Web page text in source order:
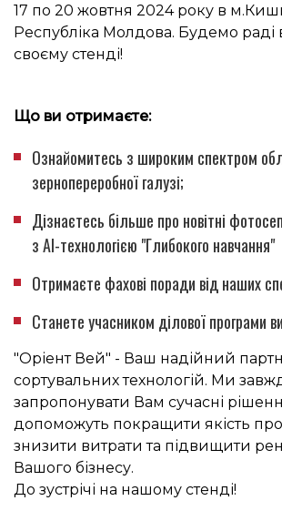
17 по 20 жовтня 2024 року в
Республіка Молдова. Будемо раді
своєму стенді!
Що ви отримаєте:
Ознайомитесь з широким спектром
зернопереробної галузі;
Дізнаєтесь більше про новітні
з AI-технологією "Глибокого навчання"
Отримаєте фахові поради від наших
Станете учасником ділової програми
"Оріент Вей" - Ваш надійний
сортувальних технологій. Ми
запропонувати Вам сучасні
допоможуть покращити якість
знизити витрати та підвищити
Вашого бізнесу.
До зустрічі на нашому стенді!